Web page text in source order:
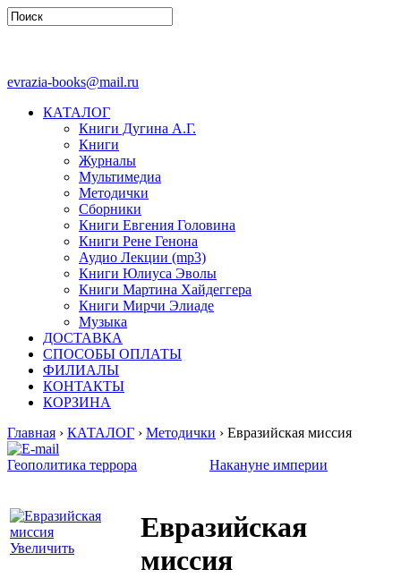
evrazia-books@mail.ru
КАТАЛОГ
Книги Дугина А.Г.
Книги
Журналы
Мультимедиа
Методички
Сборники
Книги Евгения Головина
Книги Рене Генона
Аудио Лекции (mp3)
Книги Юлиуса Эволы
Книги Мартина Хайдеггера
Книги Мирчи Элиаде
Музыка
ДОСТАВКА
СПОСОБЫ ОПЛАТЫ
ФИЛИАЛЫ
КОНТАКТЫ
КОРЗИНА
Главная › КАТАЛОГ › Методички › Евразийская миссия
Геополитика террора Накануне империи
Увеличить
Евразийская
миссия